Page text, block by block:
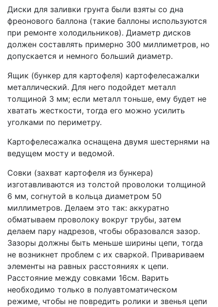
Диски для заливки грунта были взяты со дна
фреонового баллона (такие баллоны используются
при ремонте холодильников). Диаметр дисков
должен составлять примерно 300 миллиметров, но
допускается и немного больший диаметр.
Ящик (бункер для картофеля) картофелесажалки
металлический. Для него подойдет металл
толщиной 3 мм; если металл тоньше, ему будет не
хватать жесткости, тогда его можно усилить
уголками по периметру.
Картофелесажалка оснащена двумя шестернями на
ведущем мосту и ведомой.
Совки (захват картофеля из бункера)
изготавливаются из толстой проволоки толщиной
6 мм, согнутой в кольца диаметром 50
миллиметров. Делаем это так: аккуратно
обматываем проволоку вокруг трубы, затем
делаем пару надрезов, чтобы образовался зазор.
Зазоры должны быть меньше ширины цепи, тогда
не возникнет проблем с их сваркой. Привариваем
элементы на равных расстояниях к цепи.
Расстояние между совками 16см. Варить
необходимо только в полуавтоматическом
режиме, чтобы не повредить ролики и звенья цепи